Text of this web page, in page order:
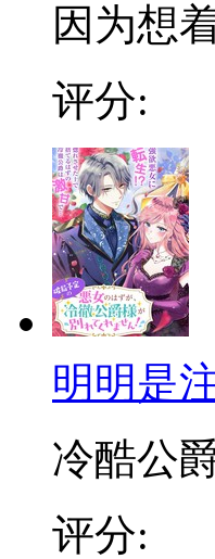
因为想
评分:
明明是
冷酷公
评分: